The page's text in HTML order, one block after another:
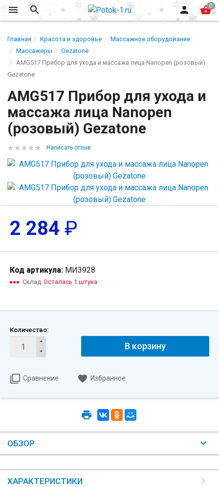
Главная Красота и здоровье
Массажное оборудование
Массажеры
Gezatone
AMG517 Прибор для ухода и массажа лица Nanopen (розовый)
Gezatone
AMG517 Прибор для ухода и
массажа лица Nanopen
(розовый) Gezatone
Написать отзыв
2 284 ₽
Код артикула: МИ3928
Склад Осталась 1 штука
Количество:
В корзину
Сравнение Избранное
ОБЗОР
ХАРАКТЕРИСТИКИ